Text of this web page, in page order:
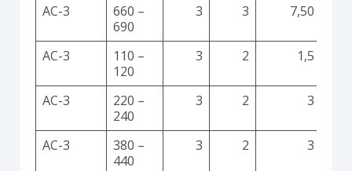
AC-3
660 –
690
3 3 7,50
AC-3
110 –
120
3 2 1,5
AC-3
220 –
240
3 2 3
AC-3
380 –
440
3 2 3